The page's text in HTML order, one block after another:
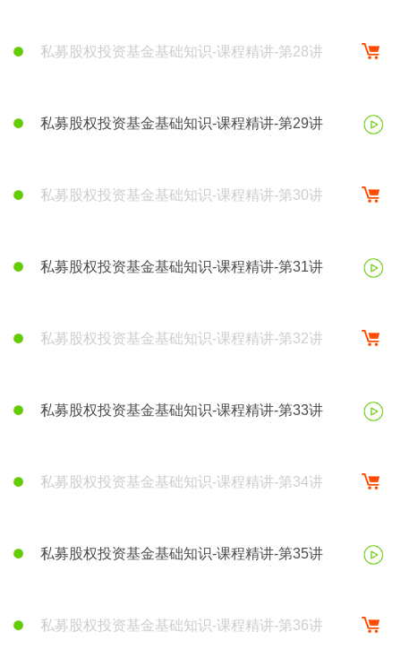
私募股权投资基金基础知识-课程精讲-第28讲
私募股权投资基金基础知识-课程精讲-第29讲
私募股权投资基金基础知识-课程精讲-第30讲
私募股权投资基金基础知识-课程精讲-第31讲
私募股权投资基金基础知识-课程精讲-第32讲
私募股权投资基金基础知识-课程精讲-第33讲
私募股权投资基金基础知识-课程精讲-第34讲
私募股权投资基金基础知识-课程精讲-第35讲
私募股权投资基金基础知识-课程精讲-第36讲